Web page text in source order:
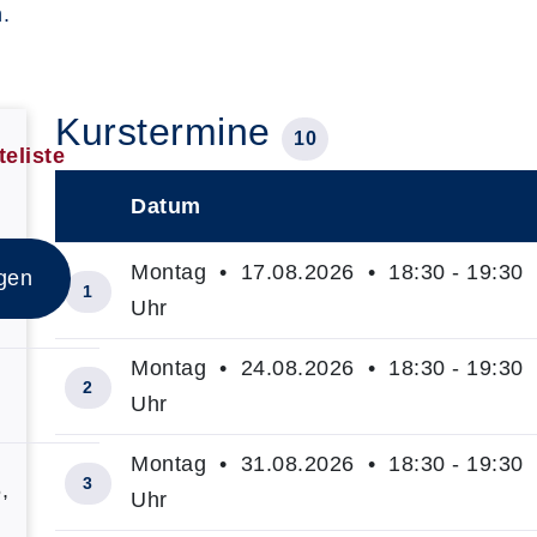
Kurstermine 10
Datum
1
Montag • 17.08.2026 • 18:30 - 19:30
Uhr
2
Montag • 24.08.2026 • 18:30 - 19:30
Uhr
3
Montag • 31.08.2026 • 18:30 - 19:30
Uhr